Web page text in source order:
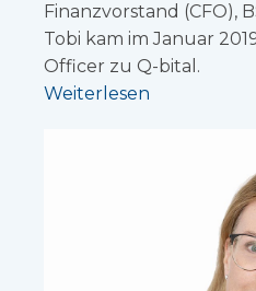
Finanzvorstand (CFO),
Tobi kam im Januar
Officer zu Q-bital.
Weiterlesen